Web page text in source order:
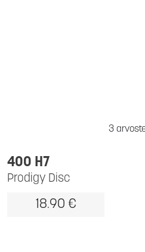
3
Prodigy Disc
400 H7
18.90 €